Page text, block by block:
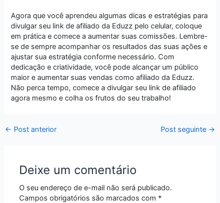
Agora que você aprendeu algumas dicas e estratégias para
divulgar seu link de afiliado da Eduzz pelo celular, coloque
em prática e comece a aumentar suas comissões. Lembre-
se de sempre acompanhar os resultados das suas ações e
ajustar sua estratégia conforme necessário. Com
dedicação e criatividade, você pode alcançar um público
maior e aumentar suas vendas como afiliado da Eduzz.
Não perca tempo, comece a divulgar seu link de afiliado
agora mesmo e colha os frutos do seu trabalho!
← Post anterior Post seguinte →
Deixe um comentário
O seu endereço de e-mail não será publicado.
Campos obrigatórios são marcados com *